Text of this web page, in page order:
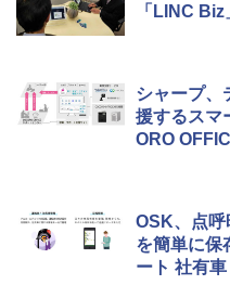
「LINC Biz
シャープ、
援するスマ
ORO
OSK、点呼
を簡単に保
ート 社有